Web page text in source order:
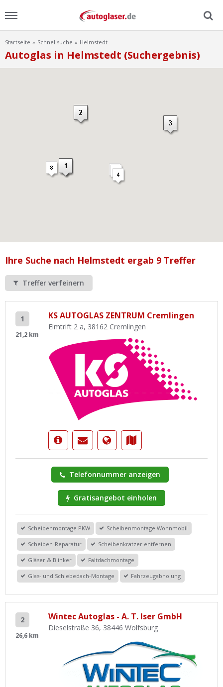
Menu
Home
Werkstatt Login
Startseite Schnellsuche Helmstedt
Autoglas in Helmstedt (Suchergebnis)
Ihre Suche nach Helmstedt ergab 9 Treffer
Treffer verfeinern
1
21,2 km
KS AUTOGLAS ZENTRUM Cremlingen
Elmtrift 2 a, 38162 Cremlingen
Telefonnummer anzeigen
Gratisangebot einholen
Scheibenmontage PKW Scheibenmontage Wohnmobil
Scheiben-Reparatur Scheibenkratzer entfernen
Gläser & Blinker Faltdachmontage
Glas- und Schiebedach-Montage Fahrzeugabholung
2
26,6 km
Wintec Autoglas - A. T. Iser GmbH
Dieselstraße 36, 38446 Wolfsburg